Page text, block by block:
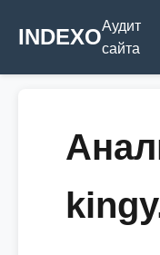
INDEXOАудит
сайта